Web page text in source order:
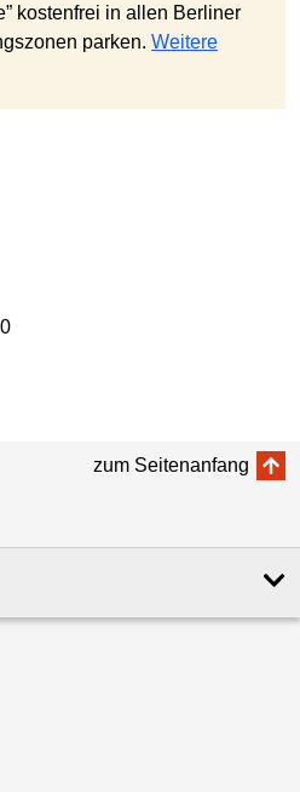
kostenfrei in allen Berliner
parken. Weitere
zum Seitenanfang